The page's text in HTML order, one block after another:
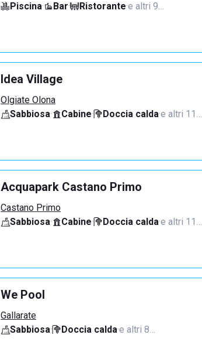
Piscina· Bar· Ristorante·e altri 9…
Idea Village
Olgiate Olona
Sabbiosa· Cabine· Doccia calda·e altri 11…
Acquapark Castano Primo
Castano Primo
Sabbiosa· Cabine· Doccia calda·e altri 11…
We Pool
Gallarate
Sabbiosa· Doccia calda·e altri 8…